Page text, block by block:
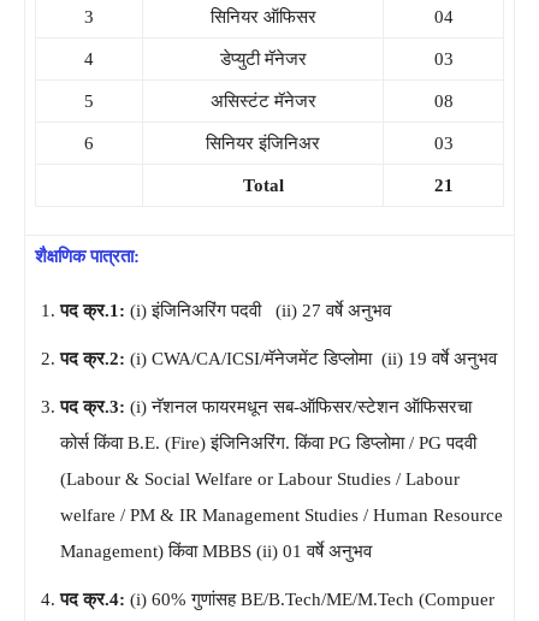
3 सिनियर ऑफिसर 04
4 डेप्युटी मॅनेजर 03
5 असिस्टंट मॅनेजर 08
6 सिनियर इंजिनिअर 03
Total 21
शैक्षणिक पात्रता:
पद क्र.1: (i) इंजिनिअरिंग पदवी (ii) 27 वर्षे अनुभव
पद क्र.2: (i) CWA/CA/ICSI/मॅनेजमेंट डिप्लोमा (ii) 19 वर्षे अनुभव
पद क्र.3: (i) नॅशनल फायरमधून सब-ऑफिसर/स्टेशन ऑफिसरचा
कोर्स किंवा B.E. (Fire) इंजिनिअरिंग. किंवा PG डिप्लोमा / PG पदवी
(Labour & Social Welfare or Labour Studies / Labour
welfare / PM & IR Management Studies / Human Resource
Management) किंवा MBBS (ii) 01 वर्षे अनुभव
पद क्र.4: (i) 60% गुणांसह BE/B.Tech/ME/M.Tech (Compuer